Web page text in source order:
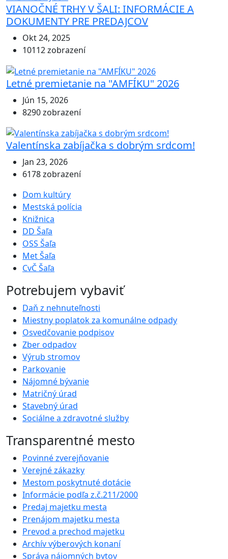
VIANOČNÉ TRHY V ŠALI: INFORMÁCIE A
DOKUMENTY PRE PREDAJCOV
Okt 24, 2025
10112 zobrazení
Letné premietanie na "AMFÍKU" 2026
Jún 15, 2026
8290 zobrazení
Valentínska zabíjačka s dobrým srdcom!
Jan 23, 2026
6178 zobrazení
Dom kultúry
Mestská polícia
Knižnica
DD Šaľa
OSS Šaľa
Met Šaľa
CvČ Šaľa
Potrebujem vybaviť
Daň z nehnuteľnosti
Miestny poplatok za komunálne odpady
Osvedčovanie podpisov
Zber odpadov
Výrub stromov
Parkovanie
Nájomné bývanie
Matričný úrad
Stavebný úrad
Sociálne a zdravotné služby
Transparentné mesto
Povinné zverejňovanie
Verejné zákazky
Mestom poskytnuté dotácie
Informácie podľa z.č.211/2000
Predaj majetku mesta
Prenájom majetku mesta
Prevod a prechod majetku
Archív výberových konaní
Správa nájomných bytov